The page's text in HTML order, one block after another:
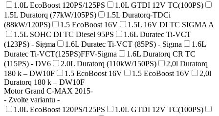
1.0L EcoBoost 120PS/125PS
1.0L GTDI 12V TC(100PS)
1.5L Duratorq (77kW/105PS)
1.5L Duratorq-TDCi
(88kW/120PS)
1.5 EcoBoost 16V
1.5L 16V DI TC SIGMA A
1.5L SOHC DI TC Diesel 95PS
1.6L Duratec Ti-VCT
(123PS) - Sigma
1.6L Duratec Ti-VCT (85PS) - Sigma
1.6L
Duratec Ti-VCT(125PS)FFV-Sigma
1.6L Duratorq CR TC
(115PS) - DV6
2.0L Duratorq (110kW/150PS)
2,0l Duratorq
180 k – DW10F
1.5 EcoBoost 16V 1.5 EcoBoost 16V
2,0l
Duratorq 180 k – DW10F
Motor Grand C-MAX 2015-
- Zvolte variantu -
1.0L EcoBoost 120PS/125PS
1.0L GTDI 12V TC(100PS)